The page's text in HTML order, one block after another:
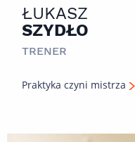
ŁUKASZ
SZYDŁO
TRENER
Praktyka czyni mistrza